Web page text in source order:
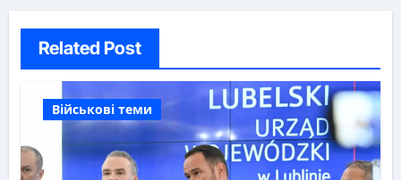
Related Post
Військові теми